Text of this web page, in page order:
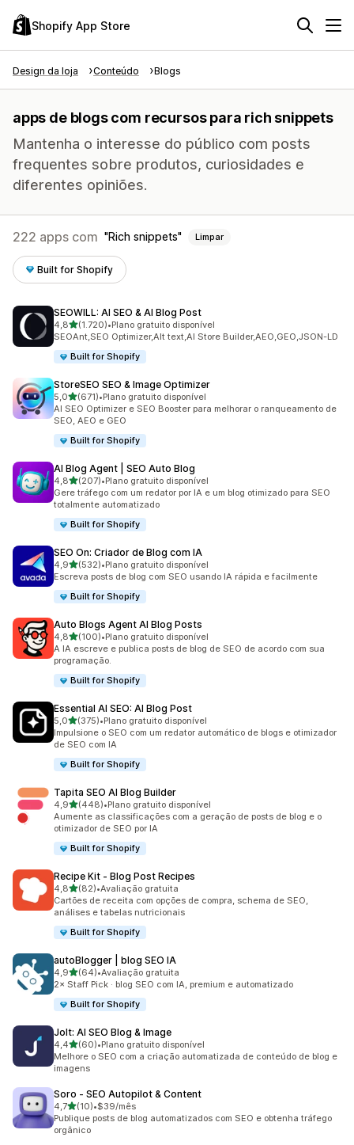
Shopify App Store
Design da loja Conteúdo Blogs
apps de blogs com recursos para rich snippets
Mantenha o interesse do público com posts
frequentes sobre produtos, curiosidades e
diferentes opiniões.
222 apps com Rich snippets Limpar
Built for Shopify
SEOWILL: AI SEO & AI Blog Post
4,8de 5 estrelas
(1.720)
1720 avaliações ao todo
•Plano gratuito disponível
SEOAnt,SEO Optimizer,Alt text,AI Store Builder,AEO,GEO,JSON-LD
Built for Shopify
StoreSEO SEO & Image Optimizer
5,0de 5 estrelas
(671)
671 avaliações ao todo
•Plano gratuito disponível
AI SEO Optimizer e SEO Booster para melhorar o ranqueamento de
SEO, AEO e GEO
Built for Shopify
AI Blog Agent | SEO Auto Blog
4,8de 5 estrelas
(207)
207 avaliações ao todo
•Plano gratuito disponível
Gere tráfego com um redator por IA e um blog otimizado para SEO
totalmente automatizado
Built for Shopify
SEO On: Criador de Blog com IA
4,9de 5 estrelas
(532)
532 avaliações ao todo
•Plano gratuito disponível
Escreva posts de blog com SEO usando IA rápida e facilmente
Built for Shopify
Auto Blogs Agent AI Blog Posts
4,8de 5 estrelas
(100)
100 avaliações ao todo
•Plano gratuito disponível
A IA escreve e publica posts de blog de SEO de acordo com sua
programação.
Built for Shopify
Essential AI SEO: AI Blog Post
5,0de 5 estrelas
(375)
375 avaliações ao todo
•Plano gratuito disponível
Impulsione o SEO com um redator automático de blogs e otimizador
de SEO com IA
Built for Shopify
Tapita SEO AI Blog Builder
4,9de 5 estrelas
(448)
448 avaliações ao todo
•Plano gratuito disponível
Aumente as classificações com a geração de posts de blog e o
otimizador de SEO por IA
Built for Shopify
Recipe Kit ‑ Blog Post Recipes
4,8de 5 estrelas
(82)
82 avaliações ao todo
•Avaliação gratuita
Cartões de receita com opções de compra, schema de SEO,
análises e tabelas nutricionais
Built for Shopify
autoBlogger | blog SEO IA
4,9de 5 estrelas
(64)
64 avaliações ao todo
•Avaliação gratuita
2× Staff Pick · blog SEO com IA, premium e automatizado
Built for Shopify
Jolt: AI SEO Blog & Image
4,4de 5 estrelas
(60)
60 avaliações ao todo
•Plano gratuito disponível
Melhore o SEO com a criação automatizada de conteúdo de blog e
imagens
Soro ‑ SEO Autopilot & Content
4,7de 5 estrelas
(10)
10 avaliações ao todo
•$39/mês
Publique posts de blog automatizados com SEO e obtenha tráfego
orgânico